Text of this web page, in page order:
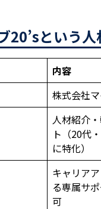
20’sという
内容
株式会社
人材紹介
ト（20代
に特化）
キャリア
る専属サ
可